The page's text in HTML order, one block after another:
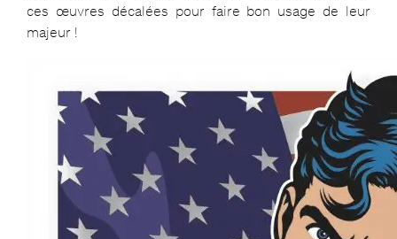
ces œuvres décalées pour faire bon usage de leur
majeur !